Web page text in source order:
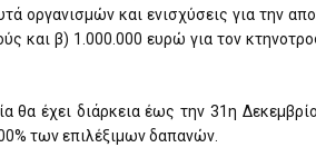
οργανισμών και ενισχύσεις για την
και β) 1.000.000 ευρώ για τον
θα έχει διάρκεια έως την 31η
των επιλέξιμων δαπανών.